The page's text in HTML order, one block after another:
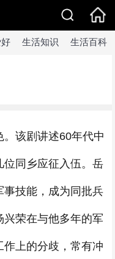
生活知识 生活百科
该剧讲述60年代中
同乡应征入伍。岳
技能，成为同批兵
荣在与他多年的军
上的分歧，常有冲